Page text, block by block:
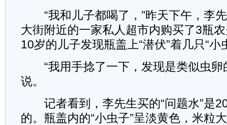
“我和儿子都喝了，”昨天下午，李
大街附近的一家私人超市内购买了3瓶
10岁的儿子发现瓶盖上“潜伏”着几只“小
“我用手捻了一下，发现是类似虫卵
说。
记者看到，李先生买的“问题水”是
的。瓶盖内的“小虫子”呈淡黄色，米粒